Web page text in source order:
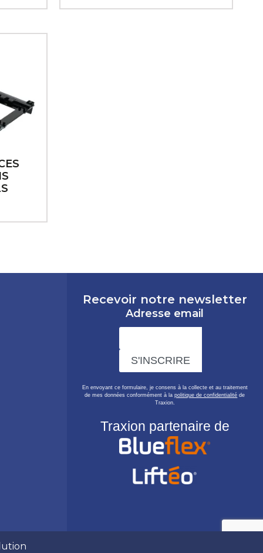
Recevoir notre newsletter
Adresse email
En envoyant ce formulaire, je consens à la collecte et au traitement
de mes données conformément à lapolitique de confidentialité de
Traxion.
Traxion partenaire de